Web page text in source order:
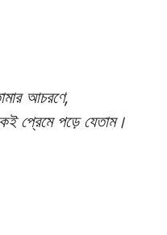
আচরণে,
প্রেমে পড়ে যেতাম।